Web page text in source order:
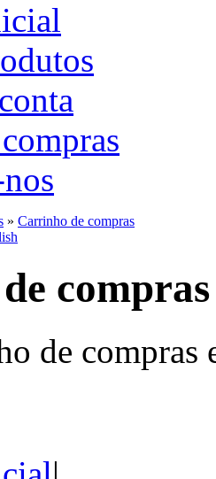
» Carrinho de compras
compras
de compras